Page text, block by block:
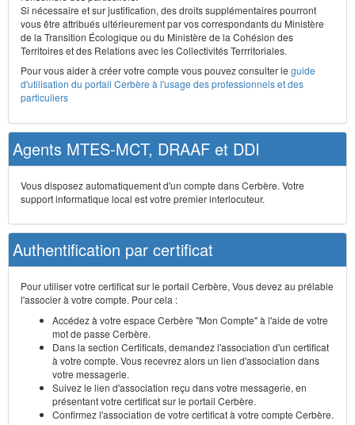
Si nécessaire et sur justification, des droits supplémentaires pourront
vous être attribués ultérieurement par vos correspondants du Ministère
de la Transition Écologique ou du Ministère de la Cohésion des
Territoires et des Relations avec les Collectivités Terrritoriales.
Pour vous aider à créer votre compte vous pouvez consulter le guide
d'utilisation du portail Cerbère à l'usage des professionnels et des
particuliers
Agents MTES-MCT, DRAAF et DDI
Vous disposez automatiquement d'un compte dans Cerbère. Votre
support informatique local est votre premier interlocuteur.
Authentification par certificat
Pour utiliser votre certificat sur le portail Cerbère, Vous devez au prélable
l'associer à votre compte. Pour cela :
Accédez à votre espace Cerbère "Mon Compte" à l'aide de votre
mot de passe Cerbère.
Dans la section Certificats, demandez l'association d'un certificat
à votre compte. Vous recevrez alors un lien d'association dans
votre messagerie.
Suivez le lien d'association reçu dans votre messagerie, en
présentant votre certificat sur le portail Cerbère.
Confirmez l'association de votre certificat à votre compte Cerbère.